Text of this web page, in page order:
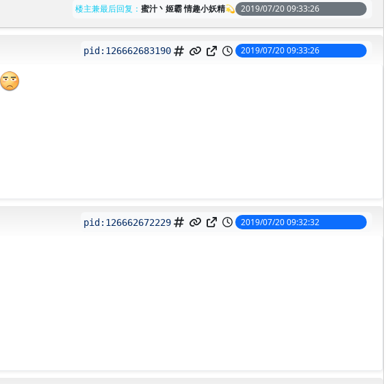
楼主兼最后回复： 蜜汁丶姬霸 情趣小妖精💫 2019/07/20 09:33:26
pid: 126662683190 2019/07/20 09:33:26
pid: 126662672229 2019/07/20 09:32:32